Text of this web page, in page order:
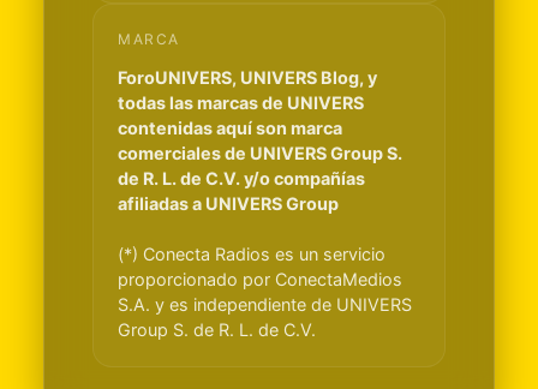
MARCA
ForoUNIVERS, UNIVERS Blog, y
todas las marcas de UNIVERS
contenidas aquí son marca
comerciales de UNIVERS Group S.
de R. L. de C.V. y/o compañías
afiliadas a UNIVERS Group
(*) Conecta Radios es un servicio
proporcionado por ConectaMedios
S.A. y es independiente de UNIVERS
Group S. de R. L. de C.V.